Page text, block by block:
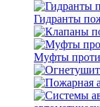
Гидранты
Муфты